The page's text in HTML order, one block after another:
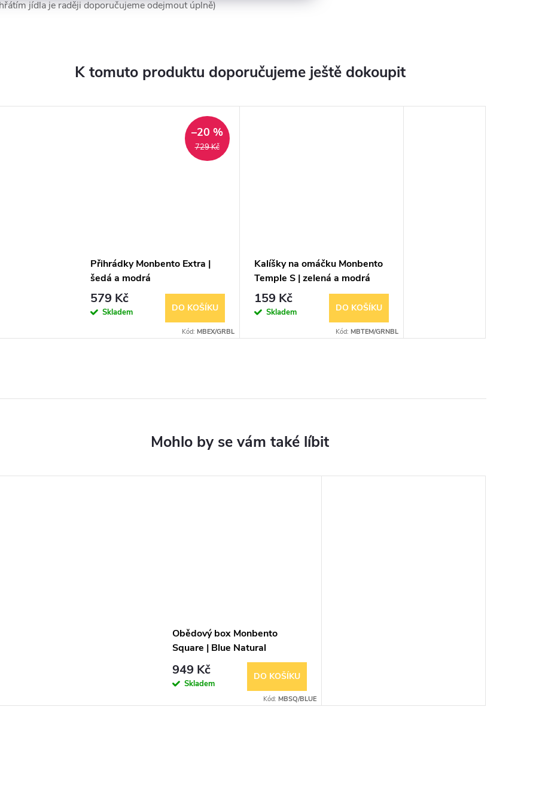
jídla je raději doporučujeme odejmout úplně)
K tomuto produktu doporučujeme ještě dokoupit
729 Kč
–20 %
Přihrádky Monbento Extra |
šedá a modrá
579 Kč
Skladem DO KOŠÍKU
Kód: MBEX/GRBL
Kalíšky na omáčku Monbento
Temple S | zelená a modrá
159 Kč
Skladem DO KOŠÍKU
Kód: MBTEM/GRNBL
Obědový box Monbento
Square | Blue Natural
949 Kč
Skladem
DO KOŠÍKU
Kód: MBSQ/BLUE